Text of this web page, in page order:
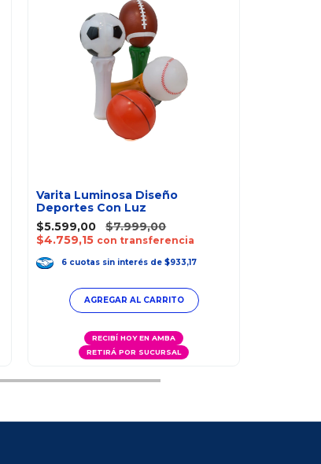
Varita Luminosa Diseño
Deportes Con Luz
$5.599,00
$7.999,00
$4.759,15 con transferencia
6 cuotas sin interés de$933,17
RECIBÍ HOY EN AMBA
RETIRÁ POR SUCURSAL